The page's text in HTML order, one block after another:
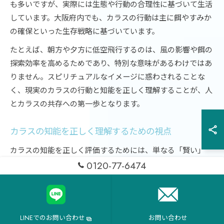
も多いですが、実際には生態や行動の合理性に基づいて生活
しています。大阪府内でも、カラスの行動は主に餌やすみか
の確保といった生存戦略に基づいています。
たとえば、朝方や夕方に低空飛行するのは、風の影響や餌の
探索効率を高めるためであり、特別な意味があるわけではあ
りません。スピリチュアルなイメージに惑わされることな
く、現実のカラスの行動と知能を正しく理解することが、人
とカラスの共存への第一歩となります。
カラスの知能を正しく理解するための視点
カラスの知能を正しく評価するためには、単なる「賢い」
「ずる賢い」といった印象だけでなく、記憶力や学習能力、
社会性など多角的な視点が必要です。大阪府では都市環境に
適応し、人間の活動パターンを観察しながら行動を変化させ
るカラスが増えています。
0120-77-6474
LINEでのお問い合わせ お問い合わせ